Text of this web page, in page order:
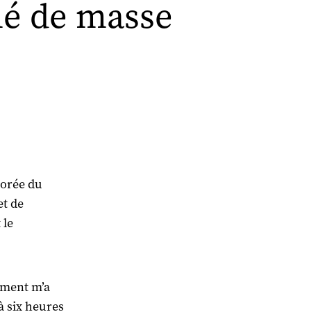
de masse
du
de
le
m’a
six heures